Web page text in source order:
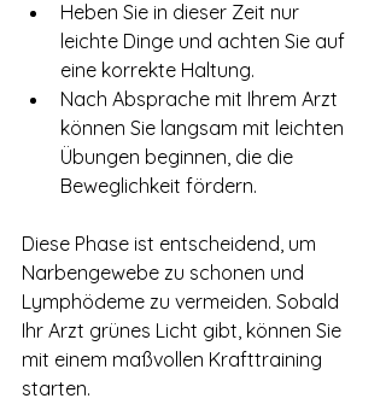
Heben Sie in dieser Zeit nur
leichte Dinge und achten Sie auf
eine korrekte Haltung.
Nach Absprache mit Ihrem Arzt
können Sie langsam mit leichten
Übungen beginnen, die die
Beweglichkeit fördern.
Diese Phase ist entscheidend, um
Narbengewebe zu schonen und
Lymphödeme zu vermeiden. Sobald
Ihr Arzt grünes Licht gibt, können Sie
mit einem maßvollen Krafttraining
starten.